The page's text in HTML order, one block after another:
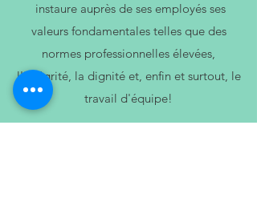
instaure auprès de ses employés ses
valeurs fondamentales telles que des
normes professionnelles élevées,
l'intégrité, la dignité et, enfin et surtout, le
travail d'équipe!